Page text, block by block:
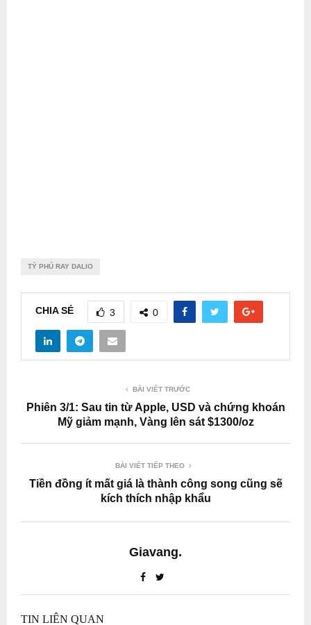
TỶ PHÚ RAY DALIO
CHIA SẺ 3 0
BÀI VIẾT TRƯỚC
Phiên 3/1: Sau tin từ Apple, USD và chứng khoán
Mỹ giảm mạnh, Vàng lên sát $1300/oz
BÀI VIẾT TIẾP THEO
Tiền đồng ít mất giá là thành công song cũng sẽ
kích thích nhập khẩu
Giavang.
TIN LIÊN QUAN